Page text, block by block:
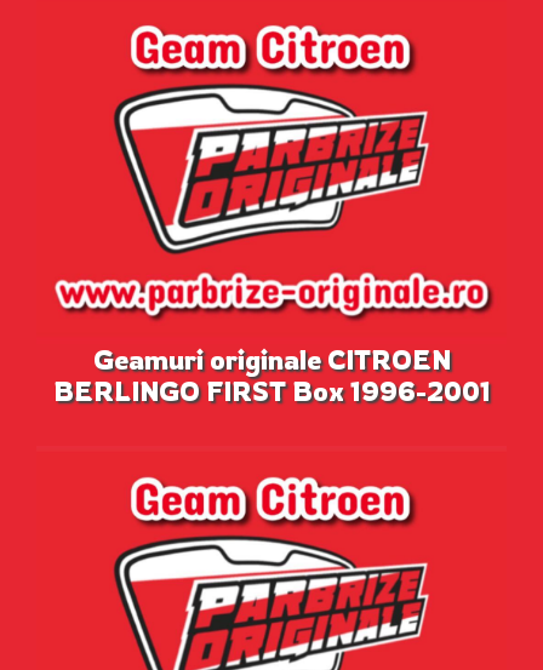
Geamuri originale CITROEN
BERLINGO FIRST Box 1996-2001